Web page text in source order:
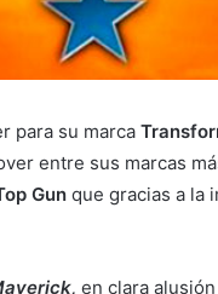
para su marca
entre sus marcas
Gun que gracias a la
en clara